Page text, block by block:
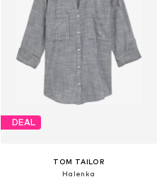
DEAL
TOM TAILOR
Halenka